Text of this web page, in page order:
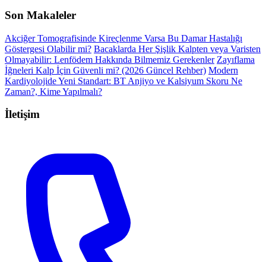
Son Makaleler
Akciğer Tomografisinde Kireçlenme Varsa Bu Damar Hastalığı
Göstergesi Olabilir mi? Bacaklarda Her Şişlik Kalpten veya Varisten
Olmayabilir: Lenfödem Hakkında Bilmemiz Gerekenler Zayıflama
İğneleri Kalp İçin Güvenli mi? (2026 Güncel Rehber) Modern
Kardiyolojide Yeni Standart: BT Anjiyo ve Kalsiyum Skoru Ne
Zaman?, Kime Yapılmalı?
İletişim